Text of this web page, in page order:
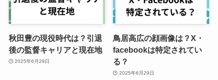
秋田豊の現役時代は？引退
後の監督キャリアと現在地
2025年6月29日
鳥居高広の顔画像は？X・
facebookは特定されてい
る？
2025年6月29日